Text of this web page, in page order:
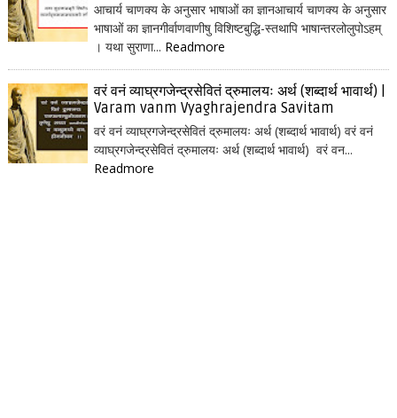
आचार्य चाणक्य के अनुसार भाषाओं का ज्ञानआचार्य चाणक्य के अनुसार
भाषाओं का ज्ञानगीर्वाणवाणीषु विशिष्टबुद्धि-स्तथापि भाषान्तरलोलुपोऽहम्
। यथा सुराणा... Readmore
वरं वनं व्याघ्रगजेन्द्रसेवितं द्रुमालयः अर्थ (शब्दार्थ भावार्थ) |
Varam vanm Vyaghrajendra Savitam
वरं वनं व्याघ्रगजेन्द्रसेवितं द्रुमालयः अर्थ (शब्दार्थ भावार्थ) वरं वनं
व्याघ्रगजेन्द्रसेवितं द्रुमालयः अर्थ (शब्दार्थ भावार्थ) वरं वन...
Readmore